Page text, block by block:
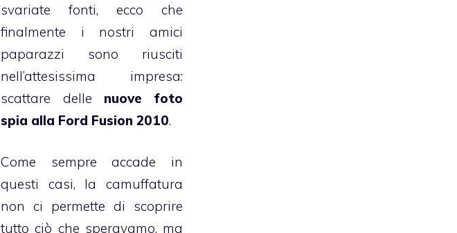
svariate fonti, ecco che
finalmente i nostri amici
paparazzi sono riusciti
nell’attesissima impresa:
scattare delle nuove foto
spia alla Ford Fusion 2010.
Come sempre accade in
questi casi, la camuffatura
non ci permette di scoprire
tutto ciò che speravamo, ma